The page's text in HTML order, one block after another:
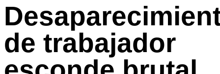
de trabajador